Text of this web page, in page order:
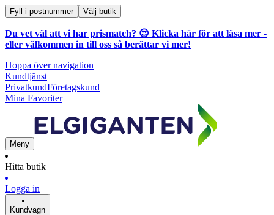
Fyll i postnummer Välj butik
Du vet väl att vi har prismatch? 😍 Klicka här för att läsa mer -
eller välkommen in till oss så berättar vi mer!
Hoppa över navigation
Kundtjänst
PrivatkundFöretagskund
Mina Favoriter
Meny
Hitta butik
Logga in
Kundvagn